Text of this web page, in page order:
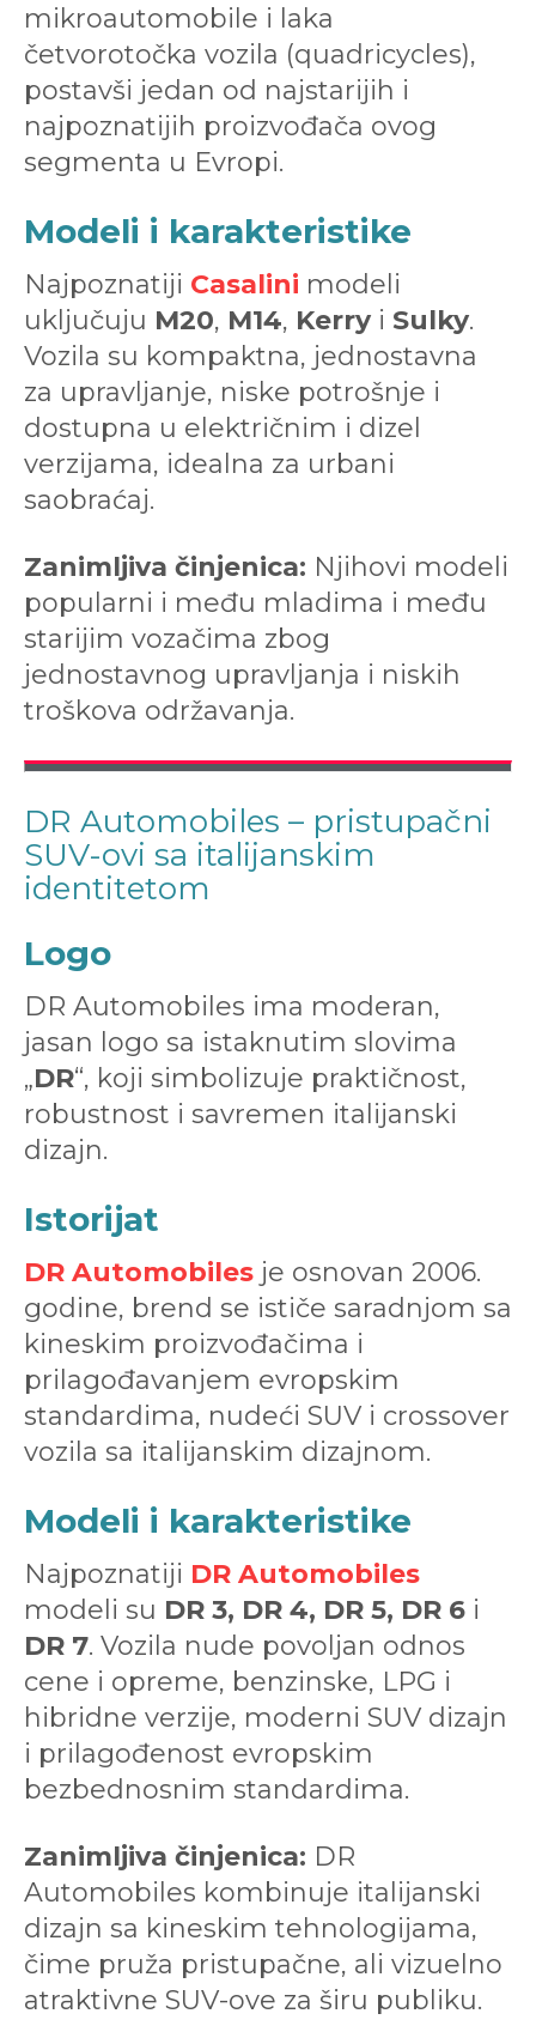
mikroautomobile i laka
četvorotočka vozila (quadricycles),
postavši jedan od najstarijih i
najpoznatijih proizvođača ovog
segmenta u Evropi.
Modeli i karakteristike
Najpoznatiji Casalini modeli
uključuju M20, M14, Kerry i Sulky.
Vozila su kompaktna, jednostavna
za upravljanje, niske potrošnje i
dostupna u električnim i dizel
verzijama, idealna za urbani
saobraćaj.
Zanimljiva činjenica: Njihovi modeli
popularni i među mladima i među
starijim vozačima zbog
jednostavnog upravljanja i niskih
troškova održavanja.
DR Automobiles – pristupačni
SUV-ovi sa italijanskim
identitetom
Logo
DR Automobiles ima moderan,
jasan logo sa istaknutim slovima
„DR“, koji simbolizuje praktičnost,
robustnost i savremen italijanski
dizajn.
Istorijat
DR Automobiles je osnovan 2006.
godine, brend se ističe saradnjom sa
kineskim proizvođačima i
prilagođavanjem evropskim
standardima, nudeći SUV i crossover
vozila sa italijanskim dizajnom.
Modeli i karakteristike
Najpoznatiji DR Automobiles
modeli su DR 3, DR 4, DR 5, DR 6 i
DR 7. Vozila nude povoljan odnos
cene i opreme, benzinske, LPG i
hibridne verzije, moderni SUV dizajn
i prilagođenost evropskim
bezbednosnim standardima.
Zanimljiva činjenica: DR
Automobiles kombinuje italijanski
dizajn sa kineskim tehnologijama,
čime pruža pristupačne, ali vizuelno
atraktivne SUV-ove za širu publiku.